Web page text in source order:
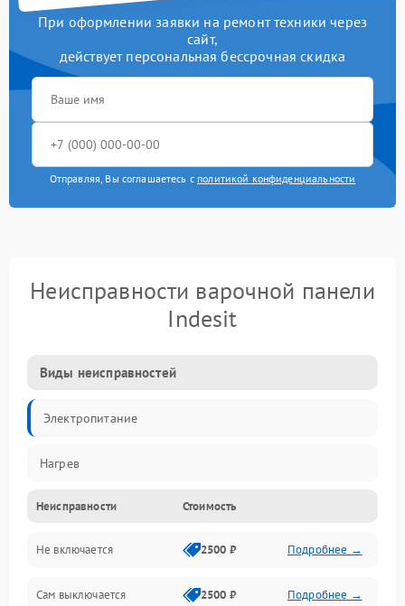
При оформлении заявки на ремонт техники через
сайт,
действует персональная бессрочная скидка
Отправляя, Вы соглашаетесь с политикой конфиденциальности
Неисправности варочной панели
Indesit
Виды неисправностей
Электропитание
Нагрев
Неисправности Стоимость
Не включается 2500 ₽ Подробнее →
Сам выключается 2500 ₽ Подробнее →